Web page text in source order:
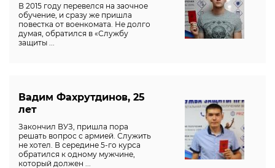
В 2015 году перевелся на заочное
обучение, и сразу же пришла
повестка от военкомата. Не долго
думая, обратился в «Службу
защиты ...
Вадим Фахрутдинов, 25
лет
Закончил ВУЗ, пришла пора
решать вопрос с армией. Служить
не хотел. В середине 5-го курса
обратился к одному мужчине,
который должен ...